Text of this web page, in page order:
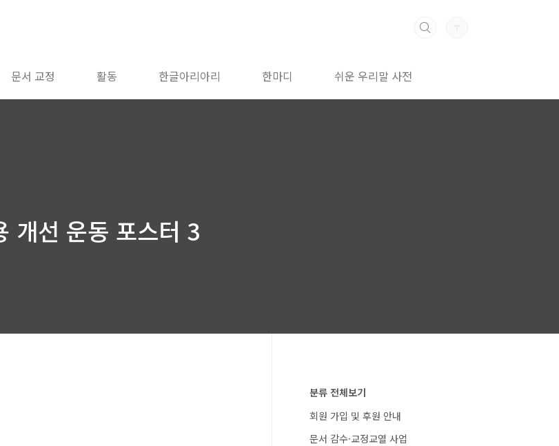
문서 교정 활동 한글아리아리 한마디 쉬운 우리말 사전
개선 운동 포스터 3
분류 전체보기
회원 가입 및 후원 안내
문서 감수·교정교열 사업